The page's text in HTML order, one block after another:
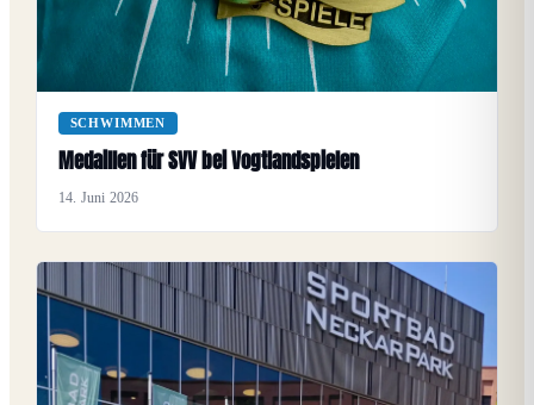
SCHWIMMEN
Medaillen für SVV bei Vogtlandspielen
14. Juni 2026